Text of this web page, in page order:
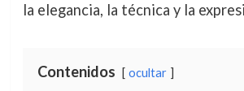
la elegancia, la técnica y la
Contenidos ocultar